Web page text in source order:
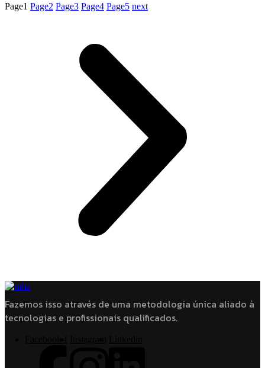
Page1 Page2 Page3 Page4 Page5 next
Fazemos isso através de uma metodologia única aliado à
tecnologias e profissionais qualificados.